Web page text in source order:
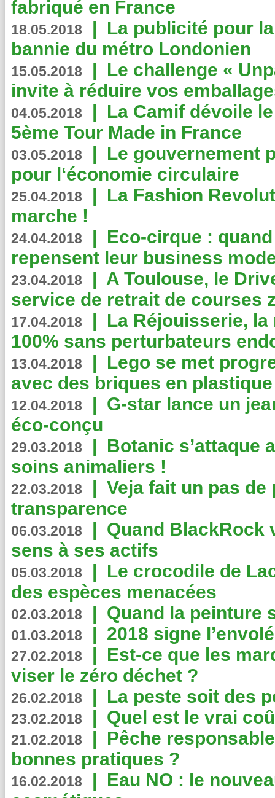
fabriqué en France
18.05.2018 | La publicité pour
bannie du métro Londonien
15.05.2018 | Le challenge «
invite à réduire vos
04.05.2018 | La Camif dévoile
5ème Tour Made in France
03.05.2018 | Le gouvernement
pour l‘économie circulaire
25.04.2018 | La Fashion
marche !
24.04.2018 | Eco-cirque :
repensent leur business
23.04.2018 | A Toulouse, le
service de retrait de courses
17.04.2018 | La Réjouisserie,
100% sans perturbateurs
13.04.2018 | Lego se met
avec des briques en
12.04.2018 | G-star lance un
éco-conçu
29.03.2018 | Botanic s’attaque
soins animaliers !
22.03.2018 | Veja fait un pas de
transparence
06.03.2018 | Quand BlackRock
sens à ses actifs
05.03.2018 | Le crocodile de
des espèces menacées
02.03.2018 | Quand la peinture
01.03.2018 | 2018 signe
27.02.2018 | Est-ce que les
viser le zéro déchet ?
26.02.2018 | La peste soit des
23.02.2018 | Quel est le vrai
21.02.2018 | Pêche
bonnes pratiques ?
16.02.2018 | Eau NO : le